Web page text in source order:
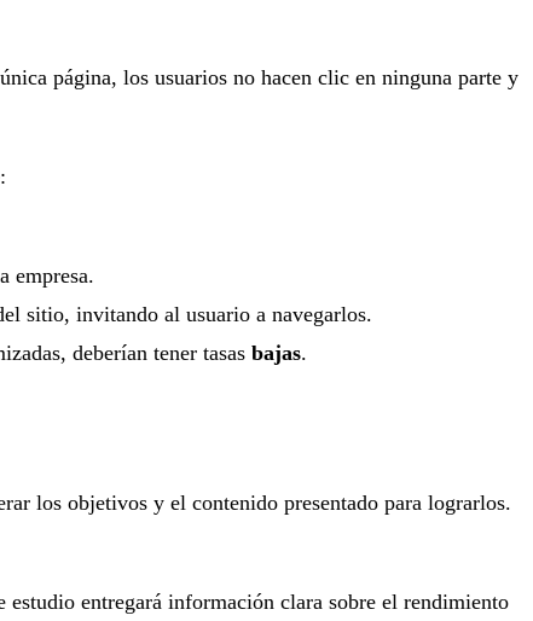
página, los usuarios no hacen clic en ninguna parte y
empresa.
sitio, invitando al usuario a navegarlos.
deberían tener tasasbajas.
los objetivos y el contenido presentado para lograrlos.
estudio entregará información clara sobre el rendimiento